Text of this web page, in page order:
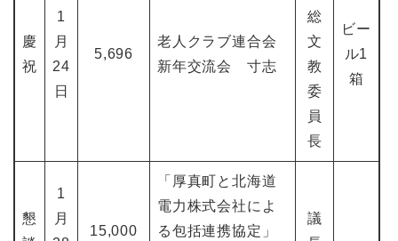
慶
祝
1
月
24
日
5,696
老人クラブ連合会
新年交流会 寸志
総
文
教
委
員
長
ビー
ル1
箱
懇
1
月
15,000
「厚真町と北海道
電力株式会社によ
る包括連携協定」
議